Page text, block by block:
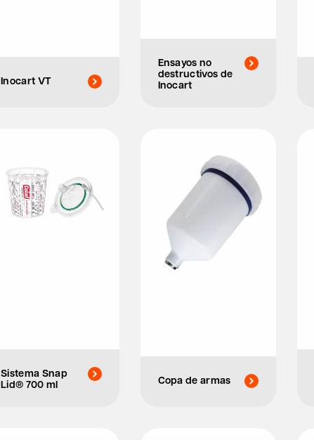
Inocart VT
Ensayos no
destructivos de
Inocart
Sistema Snap
Lid® 700 ml
Copa de armas